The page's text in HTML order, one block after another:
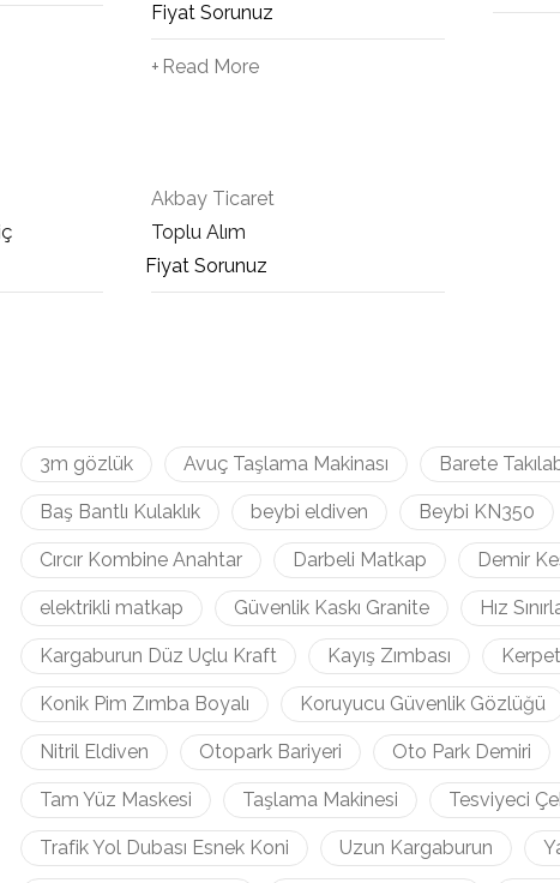
Fiyat Sorunuz
Read More
Akbay Ticaret
Toplu Alım
Fiyat Sorunuz
3m gözlük Avuç Taşlama Makinası Barete
Baş Bantlı Kulaklık beybi eldiven Beybi KN350
Cırcır Kombine Anahtar Darbeli Matkap Demir
elektrikli matkap Güvenlik Kaskı Granite Hız
Kargaburun Düz Uçlu Kraft Kayış Zımbası
Konik Pim Zımba Boyalı Koruyucu Güvenlik Gözlüğü
Nitril Eldiven Otopark Bariyeri Oto Park Demiri
Tam Yüz Maskesi Taşlama Makinesi Tesviyeci
Trafik Yol Dubası Esnek Koni Uzun Kargaburun